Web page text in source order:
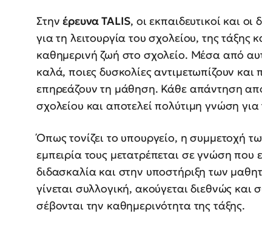
Στηνέρευνα TALIS, oι εκπαιδευτικοί και οι
για τη λειτουργία του σχολείου, της τάξης
καθημερινή ζωή στο σχολείο. Μέσα από
καλά, ποιες δυσκολίες αντιμετωπίζουν και
επηρεάζουν τη μάθηση. Κάθε απάντηση
σχολείου και αποτελεί πολύτιμη γνώση
Όπως τονίζει το υπουργείο, η συμμετοχή
εμπειρία τους μετατρέπεται σε γνώση που
διδασκαλία και στην υποστήριξη των
γίνεται συλλογική, ακούγεται διεθνώς
σέβονται την καθημερινότητα της τάξης.